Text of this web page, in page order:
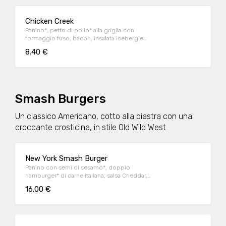
Chicken Creek
Panino*, petto di pollo* alla griglia con
formaggio fuso, bacon, insalata iceberg e
8.40 €
Smash Burgers
Un classico Americano, cotto alla piastra con una
croccante crosticina, in stile Old Wild West
New York Smash Burger
Panino con semi di sesamo*, doppio
hamburger* di carne italiana, salsa Cheddar,
iceberg e cetriolini, accompagnato da
16.00 €